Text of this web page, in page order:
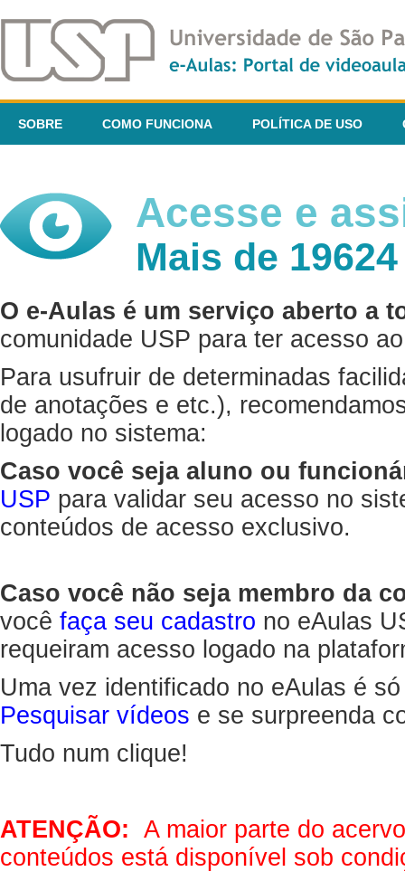
SOBRE COMO FUNCIONA POLÍTICA DE USO
Acesse e
Mais de
O e-Aulas é um serviço aberto a
comunidade USP para ter acesso
Para usufruir de determinadas
de anotações e etc.),
logado no sistema:
Caso você seja aluno ou
USP para validar seu acesso no
conteúdos de acesso exclusivo.
Caso você não seja membro da
você faça seu cadastro no eAulas
requeiram acesso logado na
Uma vez identificado no eAulas é
Pesquisar vídeos e se surpreenda
Tudo num clique!
ATENÇÃO: A maior parte do
conteúdos está disponível sob